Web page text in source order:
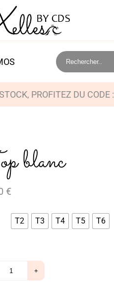
PROFITEZ DU CODE :
blanc
€
T2 T3 T4 T5 T6
+